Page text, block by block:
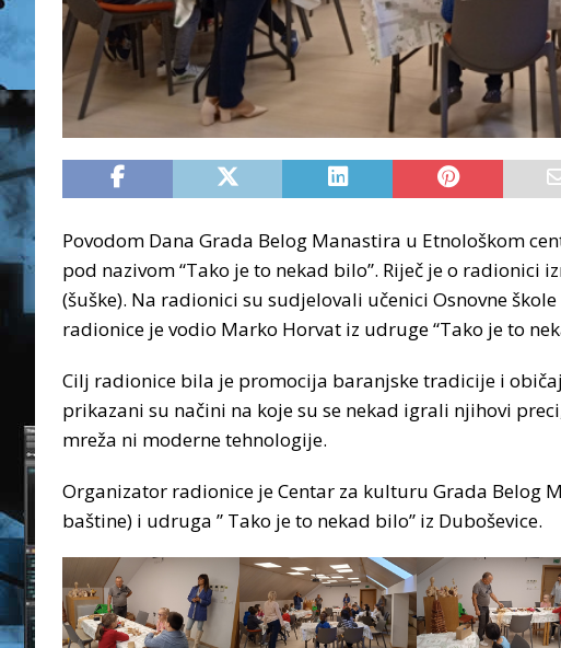
Povodom Dana Grada Belog Manastira u Etnološkom
pod nazivom “Tako je to nekad bilo”. Riječ je o
(šuške). Na radionici su sudjelovali učenici Osnovne
radionice je vodio Marko Horvat iz udruge “Tako je to
Cilj radionice bila je promocija baranjske tradicije i
prikazani su načini na koje su se nekad igrali njihovi
mreža ni moderne tehnologije.
Organizator radionice je Centar za kulturu Grada Belog
baštine) i udruga ” Tako je to nekad bilo” iz Duboševice.